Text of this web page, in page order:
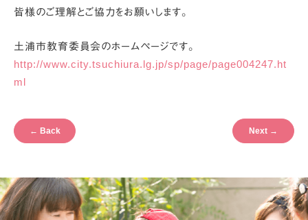
皆様のご理解とご協力をお願いします。
土浦市教育委員会のホームページです。
http://www.city.tsuchiura.lg.jp/sp/page/page004247.ht
ml
← Back Next →